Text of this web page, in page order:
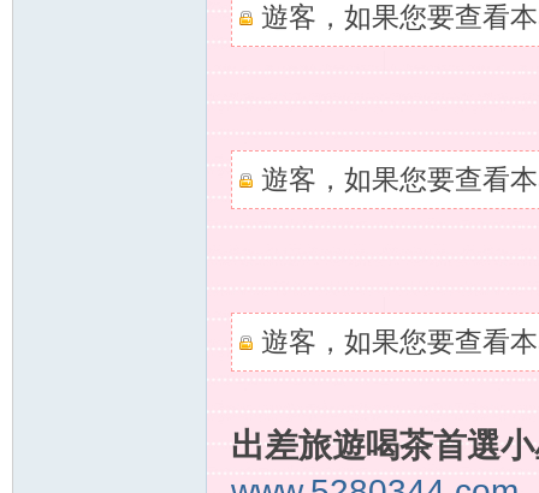
遊客，如果您要查看
遊客，如果您要查看
遊客，如果您要查看
出差旅遊喝茶首選